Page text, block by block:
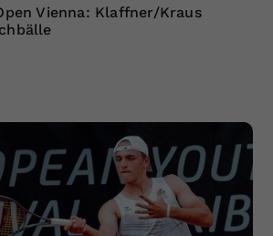
Vienna: Klaffner/Kraus